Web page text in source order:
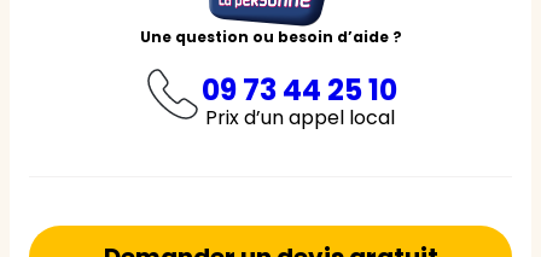
Une question ou besoin d’aide ?
09 73 44 25 10
Prix d’un appel local